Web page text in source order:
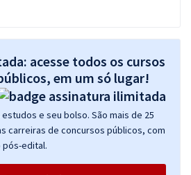
acesse todos os cursos
em um só lugar!
e seu bolso. São mais de 25
carreiras de concursos públicos, com
pós-edital.